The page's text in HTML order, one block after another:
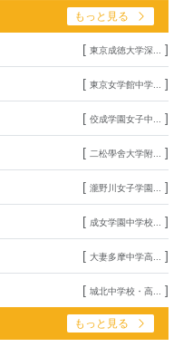
もっと見る
[ 東京成徳大学深... ]
[ 東京女学館中学... ]
[ 佼成学園女子中... ]
[ 二松學舍大学附... ]
[ 瀧野川女子学園... ]
[ 成女学園中学校... ]
[ 大妻多摩中学高... ]
[ 城北中学校・高... ]
もっと見る